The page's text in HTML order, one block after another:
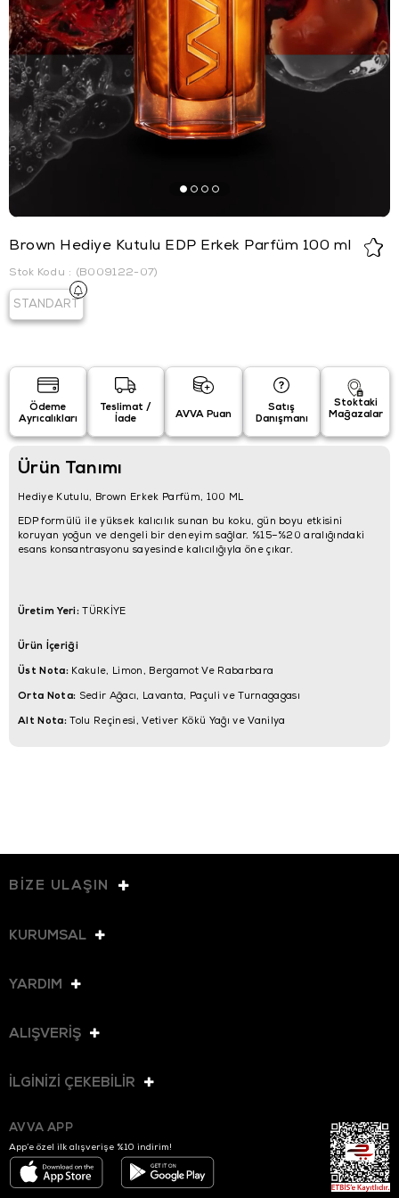
Brown Hediye Kutulu EDP Erkek Parfüm 100 ml
Stok Kodu (B009122-07)
STANDART
Ödeme
Ayrıcalıkları
Teslimat /
İade
AVVA Puan
Satış
Danışmanı
Stoktaki
Mağazalar
Ürün Tanımı
Hediye Kutulu, Brown Erkek Parfüm, 100 ML
EDP formülü ile yüksek kalıcılık sunan bu koku, gün boyu etkisini
koruyan yoğun ve dengeli bir deneyim sağlar. %15–%20 aralığındaki
esans konsantrasyonu sayesinde kalıcılığıyla öne çıkar.
Üretim Yeri:TÜRKİYE
Ürün İçeriği
Üst Nota:Kakule, Limon, Bergamot Ve Rabarbara
Orta Nota: Sedir Ağacı, Lavanta, Paçuli ve Turnagagası
Alt Nota:Tolu Reçinesi, Vetiver Kökü Yağı ve Vanilya
BİZE ULAŞIN
KURUMSAL
YARDIM
ALIŞVERİŞ
İLGİNİZİ ÇEKEBİLİR
AVVA APP
App’e özel ilk alışverişe %10 indirim!